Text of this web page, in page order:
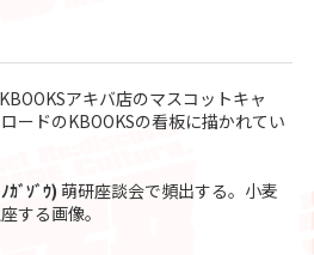
KBOOKSアキバ店のマスコットキャ
ードのKBOOKSの看板に描かれてい
ﾞｿﾞｳ) 萌研座談会で頻出する。小麦
する画像。